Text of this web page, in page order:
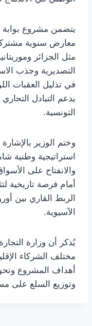
يتضمن مشروع بوابة
معارض سنوية
مثل الجزائر
التصديرية وجذب
في تذليل العقبات
يدعم التبادل
التونسية.
وختم الوزير
استراتيجية وطنية
والانفتاح على
أمام فرصة تاريخية
الربط القاري بين
الآسيوية.
يُذكر أن وزارة
مختلف الشركاء
أهداف المشروع
وتوزيع السلع على